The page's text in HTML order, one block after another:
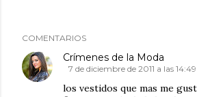
COMENTARIOS
Crímenes de la Moda
7 de diciembre de 2011 a las 14:49
los vestidos que mas me